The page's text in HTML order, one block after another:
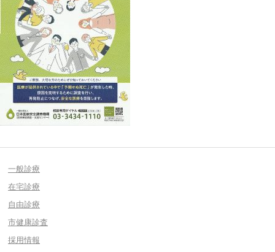
一般診療
在宅診療
自由診療
市健康診査
採用情報